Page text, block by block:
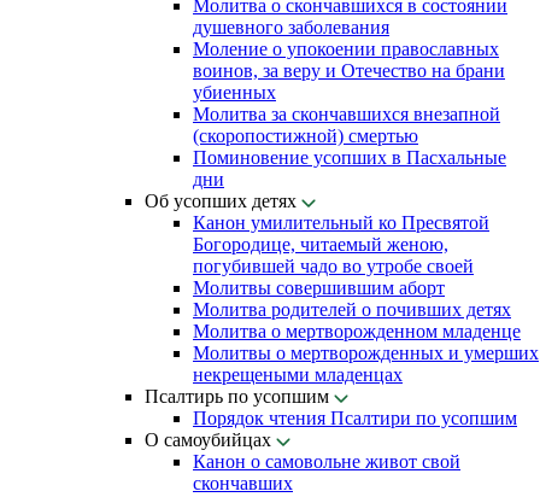
Молитва о скончавшихся в состоянии
душевного заболевания
Моление о упокоении православных
воинов, за веру и Отечество на брани
убиенных
Молитва за скончавшихся внезапной
(скоропостижной) смертью
Поминовение усопших в Пасхальные
дни
Об усопших детях
Канон умилительный ко Пресвятой
Богородице, читаемый женою,
погубившей чадо во утробе своей
Молитвы совершившим аборт
Молитва родителей о почивших детях
Молитва о мертворожденном младенце
Молитвы о мертворожденных и умерших
некрещеными младенцах
Псалтирь по усопшим
Порядок чтения Псалтири по усопшим
О самоубийцах
Канон о самовольне живот свой
скончавших